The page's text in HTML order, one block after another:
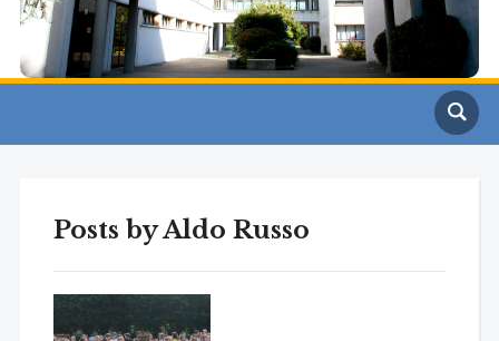
Posts byAldo Russo